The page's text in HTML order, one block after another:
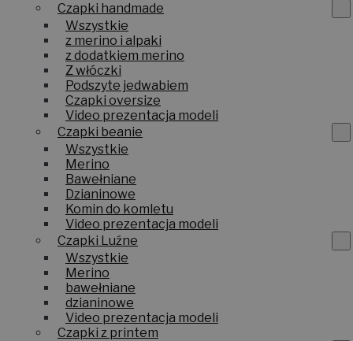
Czapki handmade
Wszystkie
z merino i alpaki
z dodatkiem merino
Z włóczki
Podszyte jedwabiem
Czapki oversize
Video prezentacja modeli
Czapki beanie
Wszystkie
Merino
Bawełniane
Dzianinowe
Komin do komletu
Video prezentacja modeli
Czapki Luźne
Wszystkie
Merino
bawełniane
dzianinowe
Video prezentacja modeli
Czapki z printem